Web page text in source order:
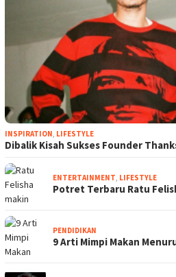
INSPIRATION LIFESTYLE
Dibalik Kisah Sukses Founder
ENTERTAINMENT LIFESTYLE
Potret Terbaru Ratu
PENDIDIKAN
9 Arti Mimpi Makan